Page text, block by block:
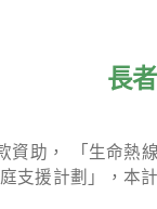
長
資助， 「生命熱
支援計劃」，本